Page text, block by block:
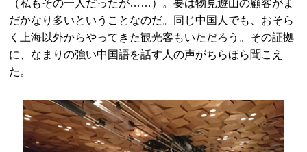
（私もその一人だったが……）。要は物見遊山の顧客がま
だかなり多いということなのだ。同じ中国人でも、おそら
く上海以外からやってきた観光客もいただろう。その証拠
に、なまりの強い中国語を話す人の声がちらほら聞こえ
た。